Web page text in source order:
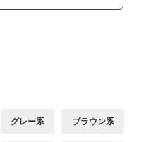
グレー系 ブラウン系